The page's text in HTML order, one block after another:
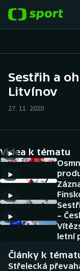
Hokej
Cyklistika
DALŠÍ SPORTY
Americký fotbal
Baseball a
Basketbal
NEPŘEHLÉDNĚTE
Historické
Sestřih a
Litvínov
27. 11. 2020
Videa k tématu
–
letní
Články k
Střelecká